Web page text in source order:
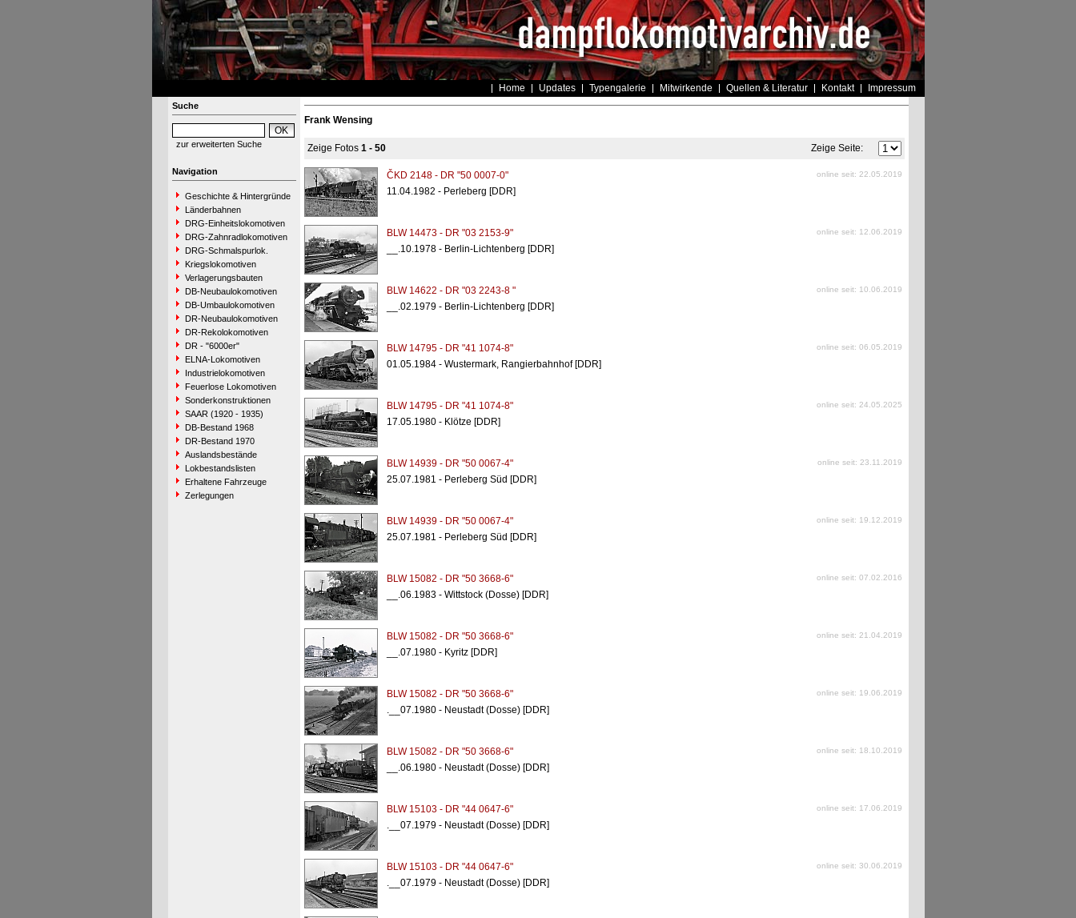
Home Updates Typengalerie Mitwirkende Quellen & Literatur Kontakt Impressum
Suche
zur erweiterten Suche
Navigation
Geschichte & Hintergründe
Länderbahnen
DRG-Einheitslokomotiven
DRG-Zahnradlokomotiven
DRG-Schmalspurlok.
Kriegslokomotiven
Verlagerungsbauten
DB-Neubaulokomotiven
DB-Umbaulokomotiven
DR-Neubaulokomotiven
DR-Rekolokomotiven
DR - "6000er"
ELNA-Lokomotiven
Industrielokomotiven
Feuerlose Lokomotiven
Sonderkonstruktionen
SAAR (1920 - 1935)
DB-Bestand 1968
DR-Bestand 1970
Auslandsbestände
Lokbestandslisten
Erhaltene Fahrzeuge
Zerlegungen
Frank Wensing
Zeige Fotos 1 - 50 Zeige Seite:
ČKD 2148 - DR "50 0007-0" online seit: 22.05.2019
11.04.1982 - Perleberg [DDR]
BLW 14473 - DR "03 2153-9" online seit: 12.06.2019
__.10.1978 - Berlin-Lichtenberg [DDR]
BLW 14622 - DR "03 2243-8 " online seit: 10.06.2019
__.02.1979 - Berlin-Lichtenberg [DDR]
BLW 14795 - DR "41 1074-8" online seit: 06.05.2019
01.05.1984 - Wustermark, Rangierbahnhof [DDR]
BLW 14795 - DR "41 1074-8" online seit: 24.05.2025
17.05.1980 - Klötze [DDR]
BLW 14939 - DR "50 0067-4" online seit: 23.11.2019
25.07.1981 - Perleberg Süd [DDR]
BLW 14939 - DR "50 0067-4" online seit: 19.12.2019
25.07.1981 - Perleberg Süd [DDR]
BLW 15082 - DR "50 3668-6" online seit: 07.02.2016
__.06.1983 - Wittstock (Dosse) [DDR]
BLW 15082 - DR "50 3668-6" online seit: 21.04.2019
__.07.1980 - Kyritz [DDR]
BLW 15082 - DR "50 3668-6" online seit: 19.06.2019
.__07.1980 - Neustadt (Dosse) [DDR]
BLW 15082 - DR "50 3668-6" online seit: 18.10.2019
__.06.1980 - Neustadt (Dosse) [DDR]
BLW 15103 - DR "44 0647-6" online seit: 17.06.2019
.__07.1979 - Neustadt (Dosse) [DDR]
BLW 15103 - DR "44 0647-6" online seit: 30.06.2019
.__07.1979 - Neustadt (Dosse) [DDR]